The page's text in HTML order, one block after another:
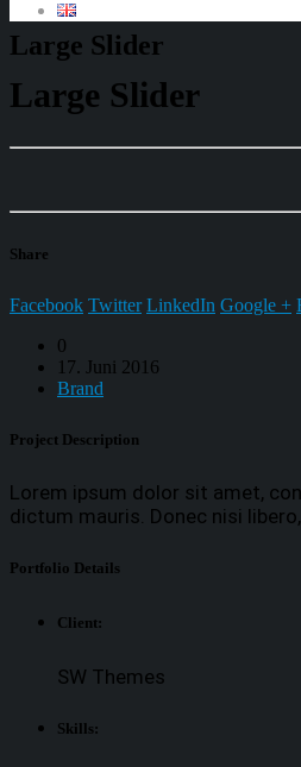
Large Slider
Large Slider
Share
Facebook Twitter LinkedIn Google +
0
17. Juni 2016
Brand
Project Description
Lorem ipsum dolor sit amet,
dictum mauris. Donec nisi
Portfolio Details
Client:
SW Themes
Skills: